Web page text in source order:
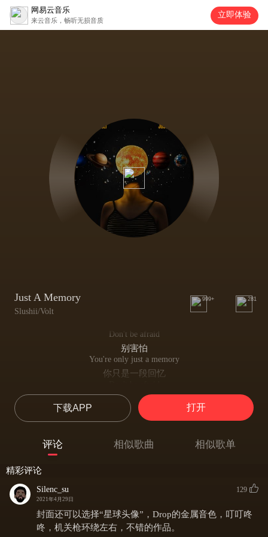
网易云音乐
来云音乐，畅听无损音质
立即体验
Just A Memory
Slushii/Volt
999+ 281
Don't be afraid
别害怕
You're only just a memory
你只是一段回忆
别害怕
You're only just a memory
你只是一段回忆
下载APP 打开
评论 相似歌曲 相似歌单
精彩评论
Silenc_su
2021年4月29日
129
封面还可以选择“星球头像”，Drop的金属音色，叮叮咚
咚，机关枪环绕左右，不错的作品。